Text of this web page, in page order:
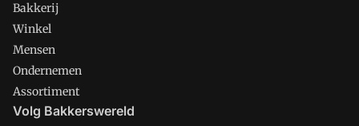
Bakkerij
Winkel
Mensen
Ondernemen
Assortiment
Volg Bakkerswereld